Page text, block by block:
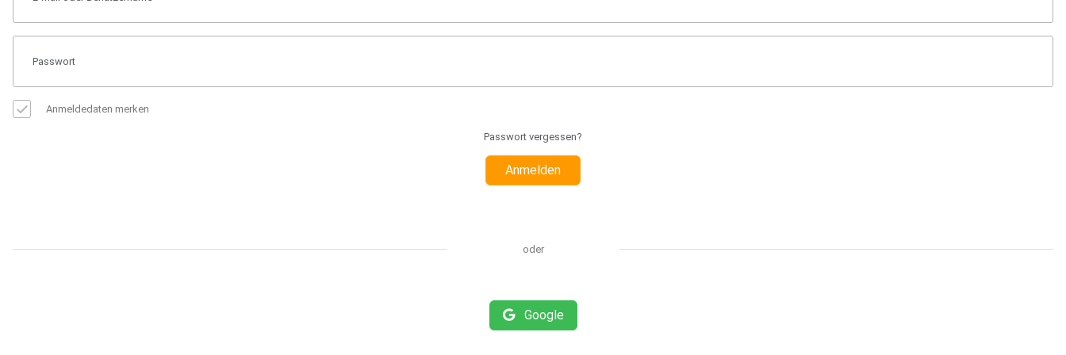
Anmeldedaten merken
Passwort vergessen?
Anmelden
oder
Google